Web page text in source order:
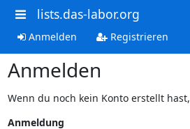
lists.das-labor.org
Anmelden Registrieren
Anmelden
Wenn du noch kein Konto erstellt hast,
Anmeldung